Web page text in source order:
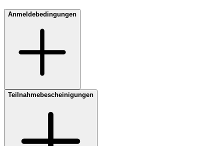
Anmeldebedingungen
Teilnahmebescheinigungen